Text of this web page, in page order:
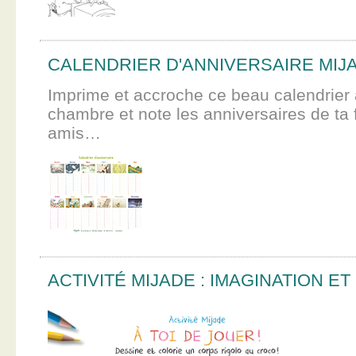
CALENDRIER D'ANNIVERSAIRE
Imprime et accroche ce beau calendrier
chambre et note les anniversaires de ta
amis…
ACTIVITÉ MIJADE : IMAGINATION